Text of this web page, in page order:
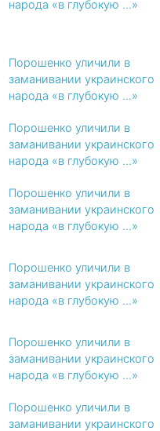
народа «в глубокую ...»
Порошенко уличили в
заманивании украинского
народа «в глубокую ...»
Порошенко уличили в
заманивании украинского
народа «в глубокую ...»
Порошенко уличили в
заманивании украинского
народа «в глубокую ...»
Порошенко уличили в
заманивании украинского
народа «в глубокую ...»
Порошенко уличили в
заманивании украинского
народа «в глубокую ...»
Порошенко уличили в
заманивании украинского